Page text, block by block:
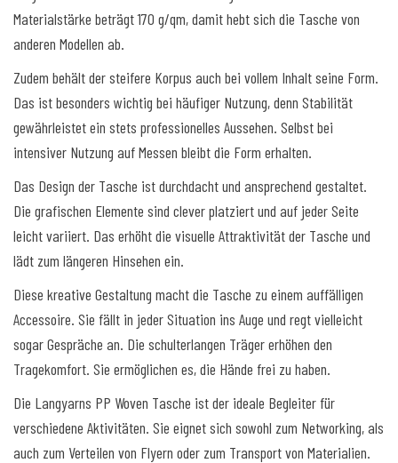
Materialstärke beträgt 170 g/qm, damit hebt sich die Tasche von
anderen Modellen ab.
Zudem behält der steifere Korpus auch bei vollem Inhalt seine Form.
Das ist besonders wichtig bei häufiger Nutzung, denn Stabilität
gewährleistet ein stets professionelles Aussehen. Selbst bei
intensiver Nutzung auf Messen bleibt die Form erhalten.
Das Design der Tasche ist durchdacht und ansprechend gestaltet.
Die grafischen Elemente sind clever platziert und auf jeder Seite
leicht variiert. Das erhöht die visuelle Attraktivität der Tasche und
lädt zum längeren Hinsehen ein.
Diese kreative Gestaltung macht die Tasche zu einem auffälligen
Accessoire. Sie fällt in jeder Situation ins Auge und regt vielleicht
sogar Gespräche an. Die schulterlangen Träger erhöhen den
Tragekomfort. Sie ermöglichen es, die Hände frei zu haben.
Die Langyarns PP Woven Tasche ist der ideale Begleiter für
verschiedene Aktivitäten. Sie eignet sich sowohl zum Networking, als
auch zum Verteilen von Flyern oder zum Transport von Materialien.